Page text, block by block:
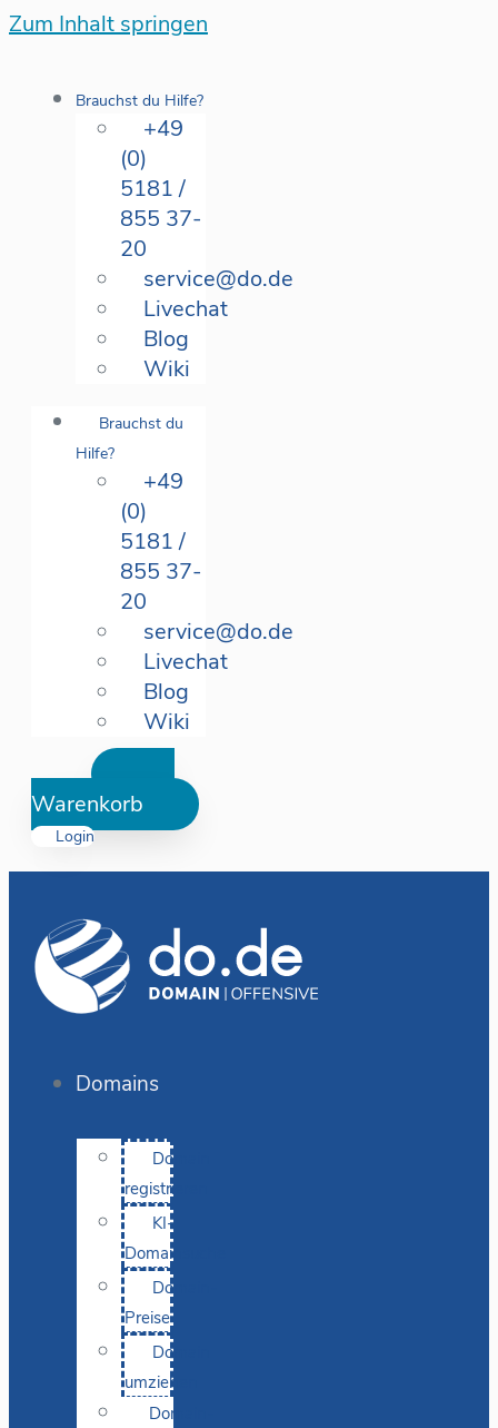
Zum Inhalt springen
Brauchst du Hilfe?
+49
(0)
5181 /
855 37-
20
service@do.de
Livechat
Blog
Wiki
Brauchst du
Hilfe?
+49
(0)
5181 /
855 37-
20
service@do.de
Livechat
Blog
Wiki
Warenkorb
Login
Domains
Domain
registrieren
KI-
Domainsuche
Domain-
Preise
Domain
umziehen
Domain-